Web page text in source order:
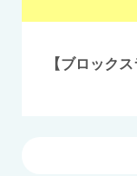
【ブロック